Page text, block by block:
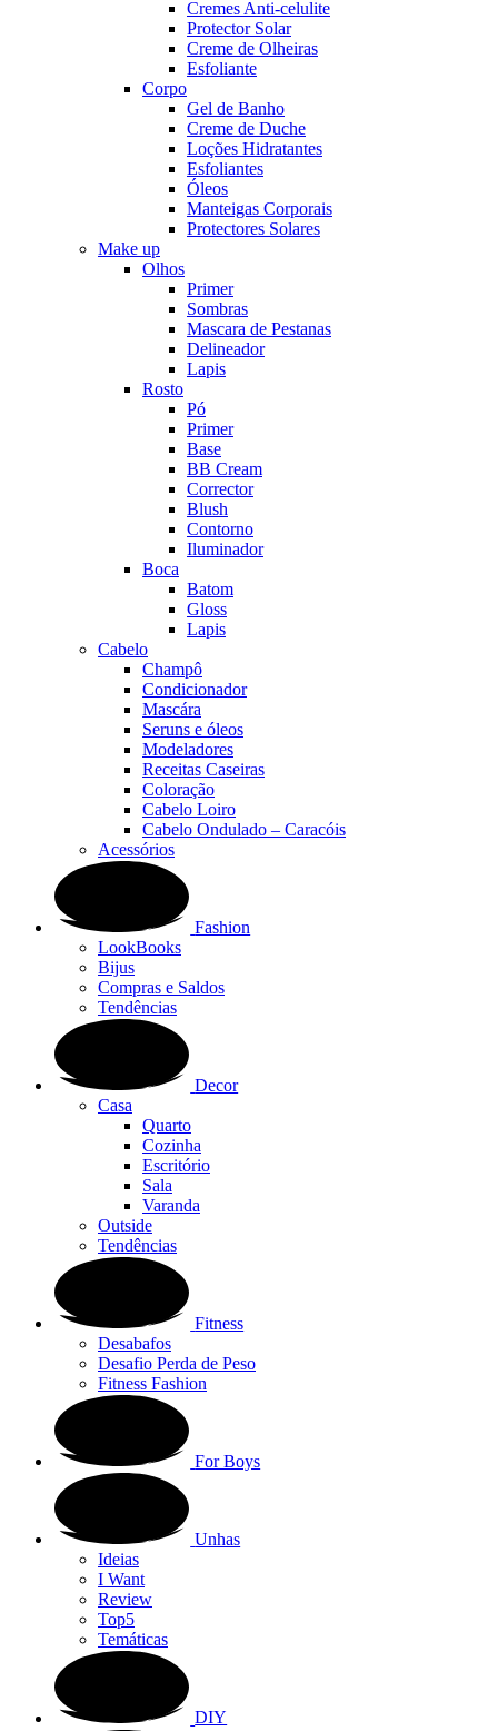
Cremes Anti-celulite
Protector Solar
Creme de Olheiras
Esfoliante
Corpo
Gel de Banho
Creme de Duche
Loções Hidratantes
Esfoliantes
Óleos
Manteigas Corporais
Protectores Solares
Make up
Olhos
Primer
Sombras
Mascara de Pestanas
Delineador
Lapis
Rosto
Pó
Primer
Base
BB Cream
Corrector
Blush
Contorno
Iluminador
Boca
Batom
Gloss
Lapis
Cabelo
Champô
Condicionador
Mascára
Seruns e óleos
Modeladores
Receitas Caseiras
Coloração
Cabelo Loiro
Cabelo Ondulado – Caracóis
Acessórios
Fashion
LookBooks
Bijus
Compras e Saldos
Tendências
Decor
Casa
Quarto
Cozinha
Escritório
Sala
Varanda
Outside
Tendências
Fitness
Desabafos
Desafio Perda de Peso
Fitness Fashion
For Boys
Unhas
Ideias
I Want
Review
Top5
Temáticas
DIY